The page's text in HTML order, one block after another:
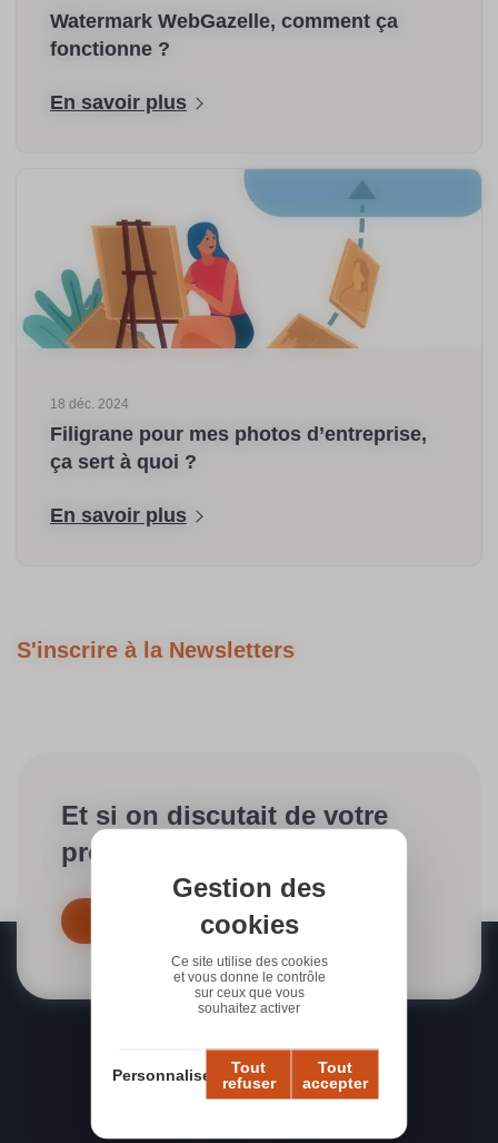
Watermark WebGazelle, comment ça
fonctionne ?
En savoir plus
18 déc. 2024
Filigrane pour mes photos d’entreprise,
ça sert à quoi ?
En savoir plus
S'inscrire à la Newsletters
Et si on discutait de votre
projet ?
Contactez-nous dès maintenant
Gestion des
cookies
Ce site utilise des cookies
et vous donne le contrôle
sur ceux que vous
souhaitez activer
Tout
accepter
Tout
refuser
Personnaliser